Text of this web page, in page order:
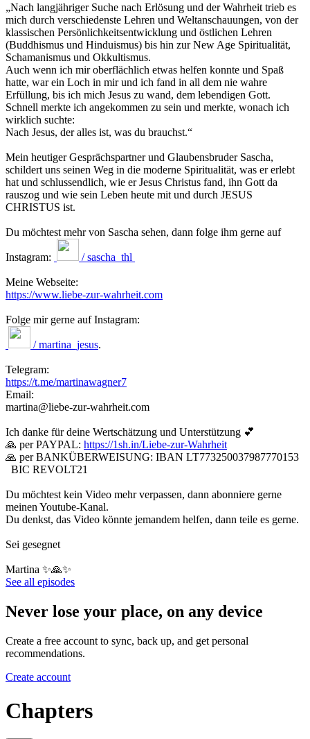
„Nach langjähriger Suche nach Erlösung und der Wahrheit trieb es
mich durch verschiedenste Lehren und Weltanschauungen, von der
klassischen Persönlichkeitsentwicklung und östlichen Lehren
(Buddhismus und Hinduismus) bis hin zur New Age Spiritualität,
Schamanismus und Okkultismus.
Auch wenn ich mir oberflächlich etwas helfen konnte und Spaß
hatte, war ein Loch in mir und ich fand in all dem nie wahre
Erfüllung, bis ich mich Jesus zu wand, dem lebendigen Gott.
Schnell merkte ich angekommen zu sein und merkte, wonach ich
wirklich suchte:
Nach Jesus, der alles ist, was du brauchst.“
Mein heutiger Gesprächspartner und Glaubensbruder Sascha,
schildert uns seinen Weg in die moderne Spiritualität, was er erlebt
hat und schlussendlich, wie er Jesus Christus fand, ihn Gott da
rauszog und wie sein Leben heute mit und durch JESUS
CHRISTUS ist.
Du möchtest mehr von Sascha sehen, dann folge ihm gerne auf
Instagram: / sascha_thl
Meine Webseite:
https://www.liebe-zur-wahrheit.com
Folge mir gerne auf Instagram:
/ martina_jesus.
Telegram:
https://t.me/martinawagner7
Email:
martina@liebe-zur-wahrheit.com
Ich danke für deine Wertschätzung und Unterstützung 💕
🙏 per PAYPAL: https://1sh.in/Liebe-zur-Wahrheit
🙏 per BANKÜBERWEISUNG: IBAN LT773250037987770153
BIC REVOLT21
Du möchtest kein Video mehr verpassen, dann abonniere gerne
meinen Youtube-Kanal.
Du denkst, das Video könnte jemandem helfen, dann teile es gerne.
Sei gesegnet
Martina ✨🙏✨
See all episodes
Never lose your place, on any device
Create a free account to sync, back up, and get personal
recommendations.
Create account
Chapters